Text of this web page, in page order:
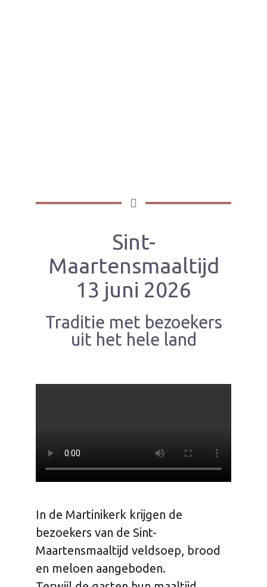
Sint-
Maartensmaaltijd
13 juni 2026
Traditie met bezoekers
uit het hele land
In de Martinikerk krijgen de
bezoekers van de Sint-
Maartensmaaltijd veldsoep, brood
en meloen aangeboden.